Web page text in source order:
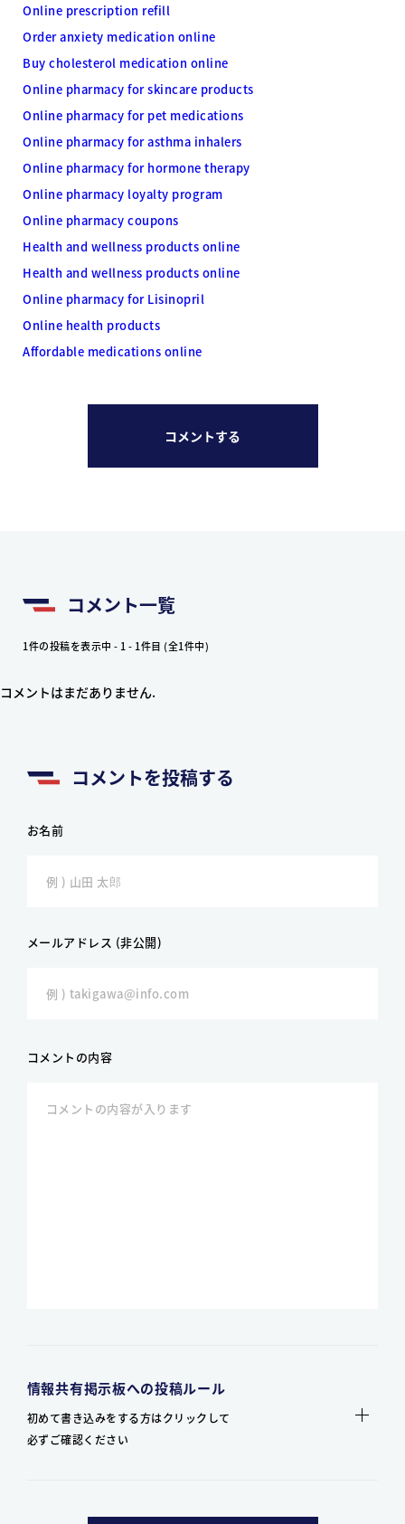
Online prescription refill
Order anxiety medication online
Buy cholesterol medication online
Online pharmacy for skincare products
Online pharmacy for pet medications
Online pharmacy for asthma inhalers
Online pharmacy for hormone therapy
Online pharmacy loyalty program
Online pharmacy coupons
Health and wellness products online
Health and wellness products online
Online pharmacy for Lisinopril
Online health products
Affordable medications online
コメントする
コメント一覧
1件の投稿を表示中 - 1 - 1件目 (全1件中)
コメントはまだありません.
コメントを投稿する
お名前
メールアドレス (非公開)
コメントの内容
情報共有掲示板への投稿ルール
初めて書き込みをする方はクリックして
必ずご確認ください